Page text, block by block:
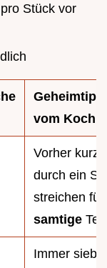
Stück vor
Geheimtipp
vom Koch
Vorher kurz
durch ein
streichen für
samtige
Immer